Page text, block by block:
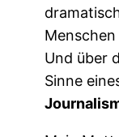
Menschen
Und über
Sinne